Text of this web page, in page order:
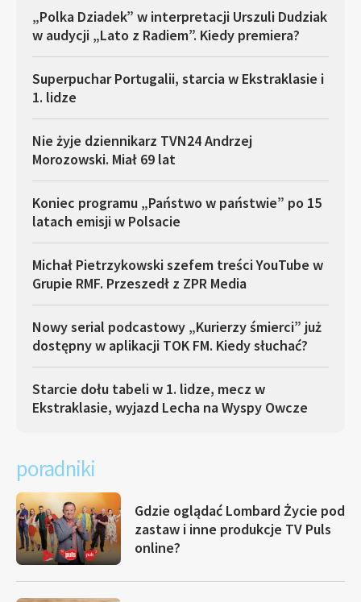
„Polka Dziadek” w interpretacji Urszuli Dudziak
w audycji „Lato z Radiem”. Kiedy premiera?
Superpuchar Portugalii, starcia w Ekstraklasie i
1. lidze
Nie żyje dziennikarz TVN24 Andrzej
Morozowski. Miał 69 lat
Koniec programu „Państwo w państwie” po 15
latach emisji w Polsacie
Michał Pietrzykowski szefem treści YouTube w
Grupie RMF. Przeszedł z ZPR Media
Nowy serial podcastowy „Kurierzy śmierci” już
dostępny w aplikacji TOK FM. Kiedy słuchać?
Starcie dołu tabeli w 1. lidze, mecz w
Ekstraklasie, wyjazd Lecha na Wyspy Owcze
poradniki
Gdzie oglądać Lombard Życie pod
zastaw i inne produkcje TV Puls
online?